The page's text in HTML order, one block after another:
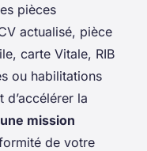
pièces
actualisé, pièce
carte Vitale, RIB
ou habilitations
la
mission
de votre